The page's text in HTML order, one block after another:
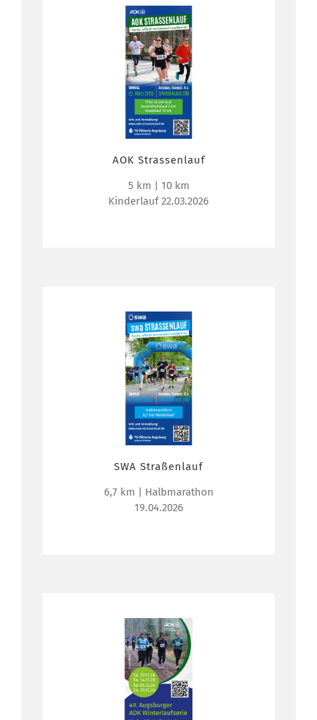
AOK Strassenlauf
5 km | 10 km
Kinderlauf 22.03.2026
SWA Straßenlauf
6,7 km | Halbmarathon
19.04.2026